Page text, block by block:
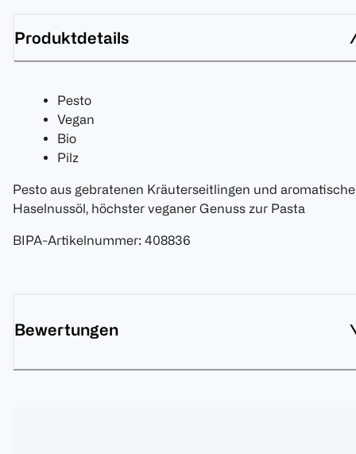
Produktdetails
Pesto
Vegan
Bio
Pilz
Pesto aus gebratenen Kräuterseitlingen und
Haselnussöl, höchster veganer Genuss zur Pasta
BIPA-Artikelnummer: 408836
Bewertungen